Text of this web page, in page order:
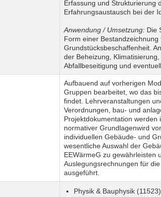
Erfassung und Strukturierung
Erfahrungsaustausch bei der
Anwendung / Umsetzung:Die
Form einer
Grundstücksbeschaffenheit.
der Beheizung,
Abfallbeseitigung und
Aufbauend auf vorherigen
Gruppen bearbeitet, wo das
findet. Lehrveranstaltungen
Verordnungen, bau- und
Projektdokumentation
normativer Grundlagenwird
individuellen Gebäude- und
wesentliche Auswahl der
EEWärmeG zu gewährleisten
Auslegungsrechnungen für
ausgeführt.
Physik & Bauphysik (11523)